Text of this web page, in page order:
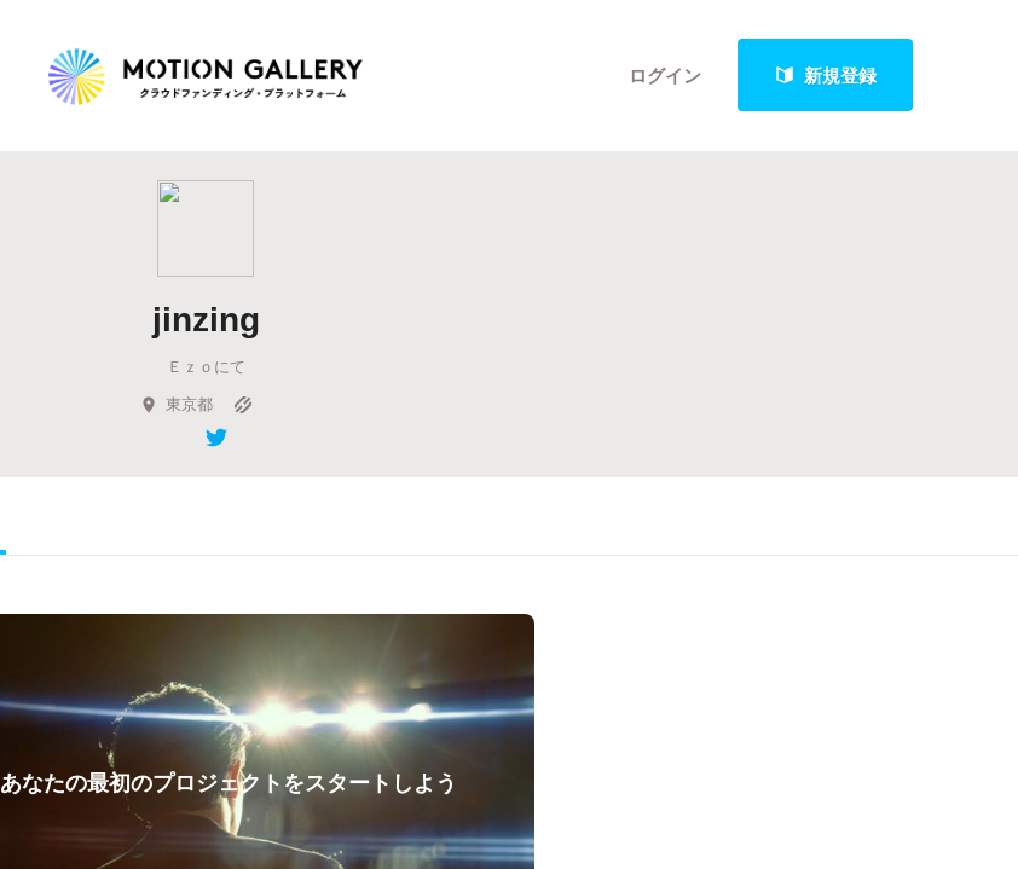
ログイン 新規登録
Highlight
Feature
キュレーターから探す
Legendary
jinzing
Ｅｚｏにて
東京都
あなたの最初のプロジェクトをスタートしよう